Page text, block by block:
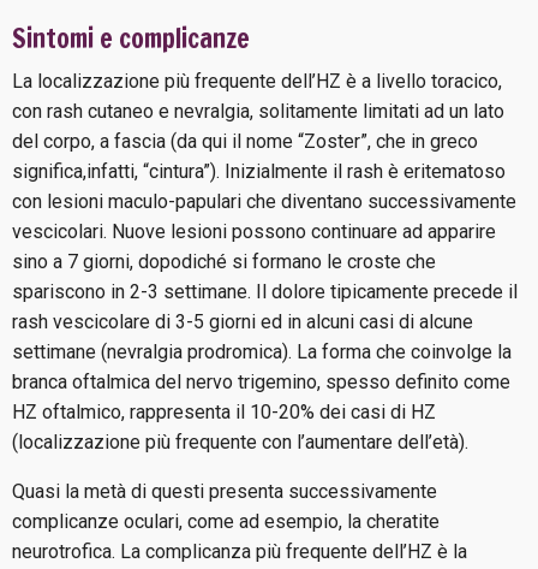
Sintomi e complicanze
La localizzazione più frequente dell’HZ è a livello toracico,
con rash cutaneo e nevralgia, solitamente limitati ad un lato
del corpo, a fascia (da qui il nome “Zoster”, che in greco
significa,infatti, “cintura”). Inizialmente il rash è eritematoso
con lesioni maculo-papulari che diventano successivamente
vescicolari. Nuove lesioni possono continuare ad apparire
sino a 7 giorni, dopodiché si formano le croste che
spariscono in 2-3 settimane. Il dolore tipicamente precede il
rash vescicolare di 3-5 giorni ed in alcuni casi di alcune
settimane (nevralgia prodromica). La forma che coinvolge la
branca oftalmica del nervo trigemino, spesso definito come
HZ oftalmico, rappresenta il 10-20% dei casi di HZ
(localizzazione più frequente con l’aumentare dell’età).
Quasi la metà di questi presenta successivamente
complicanze oculari, come ad esempio, la cheratite
neurotrofica. La complicanza più frequente dell’HZ è la